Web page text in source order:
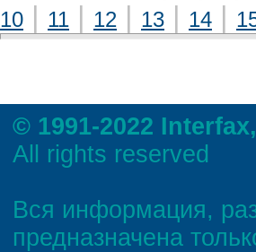
10
11 12 13 14
© 1991-2022
All rights reserved
Вся информация,
предназначена